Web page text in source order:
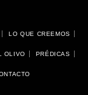
LO QUE CREEMOS
OLIVO PRÉDICAS